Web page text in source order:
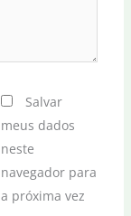
Salvar
meus dados
neste
navegador para
a próxima vez